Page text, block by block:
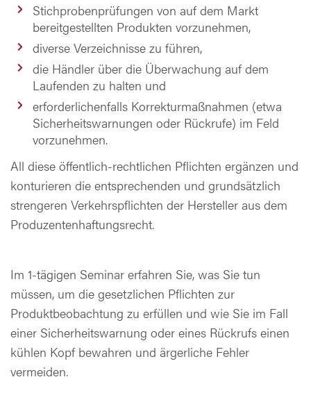
Stichprobenprüfungen von auf dem Markt
bereitgestellten Produkten vorzunehmen,
diverse Verzeichnisse zu führen,
die Händler über die Überwachung auf dem
Laufenden zu halten und
erforderlichenfalls Korrekturmaßnahmen (etwa
Sicherheitswarnungen oder Rückrufe) im Feld
vorzunehmen.
All diese öffentlich-rechtlichen Pflichten ergänzen und
konturieren die entsprechenden und grundsätzlich
strengeren Verkehrspflichten der Hersteller aus dem
Produzentenhaftungsrecht.
Im 1-tägigen Seminar erfahren Sie, was Sie tun
müssen, um die gesetzlichen Pflichten zur
Produktbeobachtung zu erfüllen und wie Sie im Fall
einer Sicherheitswarnung oder eines Rückrufs einen
kühlen Kopf bewahren und ärgerliche Fehler
vermeiden.